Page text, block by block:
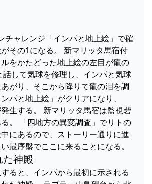
チャレンジ「インパと地上絵」で確
その1になる。 新マリッタ馬宿付
をかたどった地上絵の左目が龍の
話して気球を修理し、インパと気球
がり、そこから降りて龍の泪を調
パと地上絵」がクリアになり、
発生する。 新マリッタ馬宿は監視砦
。 「四地方の異変調査」でリトの
にあるので、ストーリー通りに進
最序盤でここに来ることになる。
た神殿
ると、インパから最初に示される